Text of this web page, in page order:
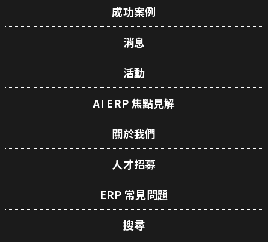
成功案例
消息
活動
AI ERP 焦點見解
關於我們
人才招募
ERP 常見問題
搜尋